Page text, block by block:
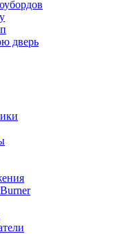
дверь